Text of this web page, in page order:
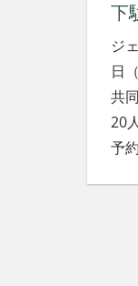
下
ジ
日
共
20
予